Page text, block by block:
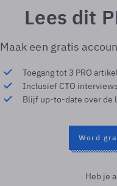
Lees dit
Maak een gratis
Toegang tot 3 PRO
Inclusief CTO
Blijf up-to-date over de
Word
Heb je